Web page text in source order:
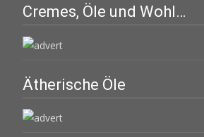
Cremes, Öle und Wohl…
Ätherische Öle